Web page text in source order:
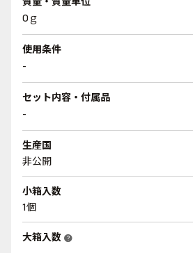
0ｇ
使用条件
-
セット内容・付属品
-
生産国
非公開
小箱入数
1個
大箱入数 help